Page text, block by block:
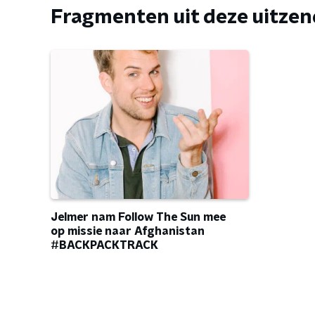
Fragmenten uit deze
Jelmer nam Follow The Sun mee
op missie naar Afghanistan
#BACKPACKTRACK